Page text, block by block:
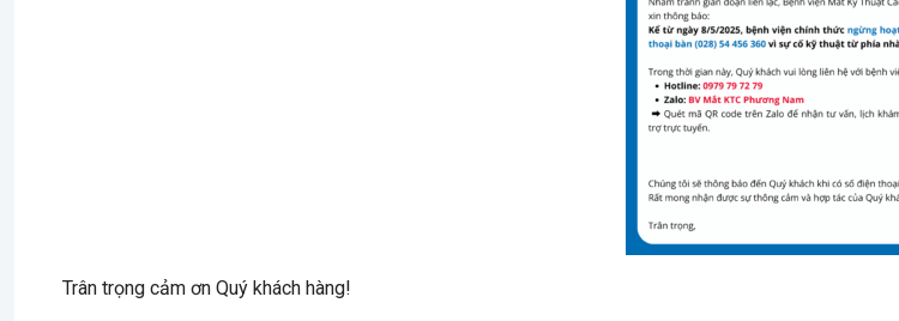
Trân trọng cảm ơn Quý khách hàng!